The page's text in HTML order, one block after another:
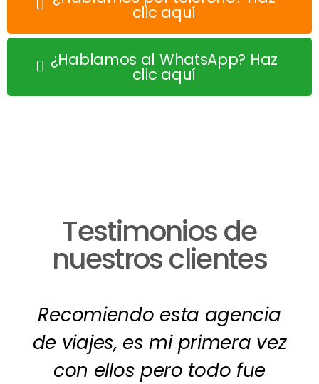
clic aquí
¿Hablamos al WhatsApp? Haz
clic aquí
Testimonios de
nuestros clientes
Recomiendo esta agencia
de viajes, es mi primera vez
con ellos pero todo fue